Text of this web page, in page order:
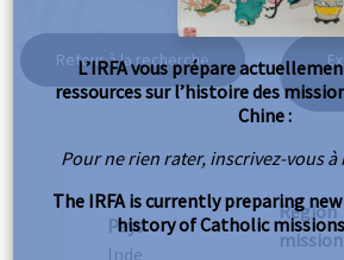
Retour à la recherche
Pays
Inde
Région
L’IRFA vous prépare
ressources sur l’histoire des
Chine :
Pour ne rien rater, inscrivez-vous
The IRFA is currently preparing
history of Catholic